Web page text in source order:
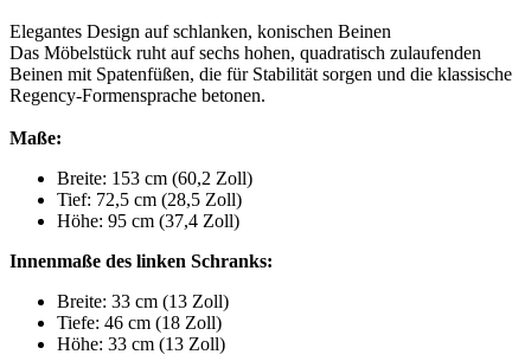
Elegantes Design auf schlanken, konischen Beinen
Das Möbelstück ruht auf sechs hohen, quadratisch zulaufenden
Beinen mit Spatenfüßen, die für Stabilität sorgen und die klassische
Regency-Formensprache betonen.
Maße:
Breite: 153 cm (60,2 Zoll)
Tief: 72,5 cm (28,5 Zoll)
Höhe: 95 cm (37,4 Zoll)
Innenmaße des linken Schranks:
Breite: 33 cm (13 Zoll)
Tiefe: 46 cm (18 Zoll)
Höhe: 33 cm (13 Zoll)